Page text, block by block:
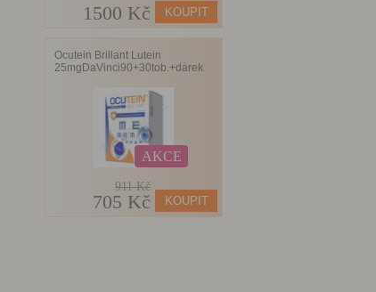
1500 Kč
AKCE
Ocutein Brillant Lutein
25mgDaVinci90+30tob.+dárek
911 Kč
705 Kč